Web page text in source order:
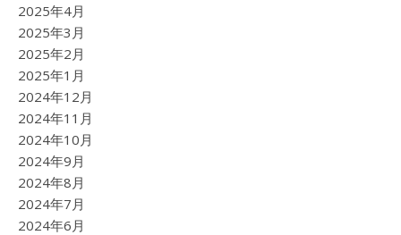
2025年4月
2025年3月
2025年2月
2025年1月
2024年12月
2024年11月
2024年10月
2024年9月
2024年8月
2024年7月
2024年6月